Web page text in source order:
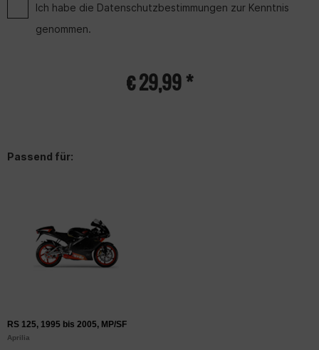
Ich habe die Datenschutzbestimmungen zur Kenntnis
genommen.
€ 29,99 *
Passend für:
RS 125, 1995 bis 2005, MP/SF
Aprilia